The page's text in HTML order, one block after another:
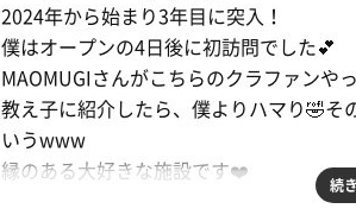
2024年から始まり3年目に突入！
僕はオープンの4日後に初訪問でした💕
MAOMUGIさんがこちらのクラファンや
教え子に紹介したら、僕よりハマり🤣そ
いうwww
縁のある大好きな施設です❤️
続